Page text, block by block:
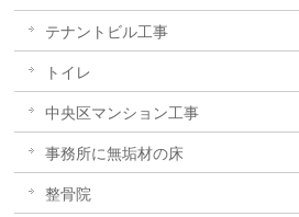
テナントビル工事
トイレ
中央区マンション工事
事務所に無垢材の床
整骨院